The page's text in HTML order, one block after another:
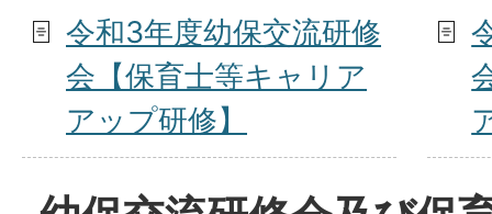
令和3年度幼保交流研修
会【保育士等キャリア
アップ研修】